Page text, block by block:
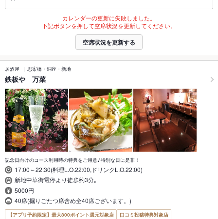
カレンダーの更新に失敗しました。
下記ボタンを押して空席状況を更新してください。
空席状況を更新する
居酒屋 思案橋・銅座・新地
鉄板や 万菜
記念日向けのコース利用時の特典をご用意♪特別な日に是非！
17:00～22:30(料理L.O.22:00,ドリンクL.O.22:00)
新地中華街電停より徒歩約3分｡
5000円
40席(掘りごたつ席含め全40席ございます。)
【アプリ予約限定】最大800ポイント還元対象店
口コミ投稿特典対象店